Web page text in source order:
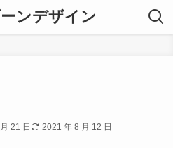
ンデザイン
21 日 2021 年 8 月 12 日